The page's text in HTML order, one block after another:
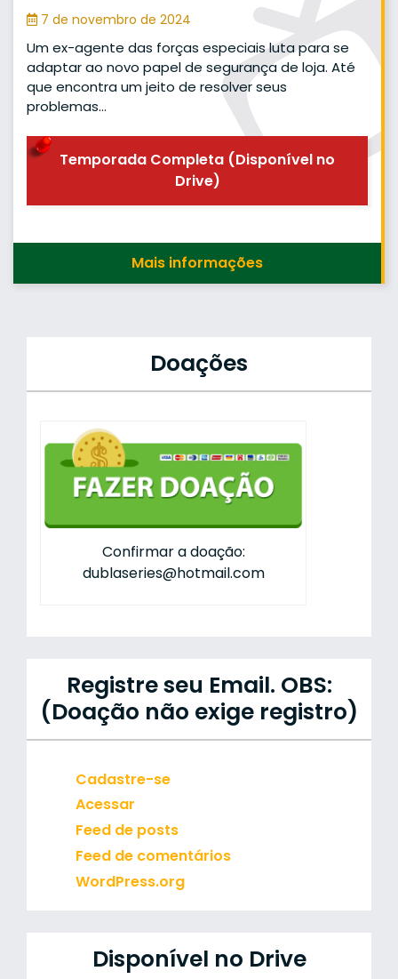
7 de novembro de 2024
Um ex-agente das forças especiais luta para se
adaptar ao novo papel de segurança de loja. Até
que encontra um jeito de resolver seus
problemas…
Temporada Completa (Disponível no
Drive)
Mais informações
Doações
Confirmar a doação:
dublaseries@hotmail.com
Registre seu Email. OBS:
(Doação não exige registro)
Cadastre-se
Acessar
Feed de posts
Feed de comentários
WordPress.org
Disponível no Drive